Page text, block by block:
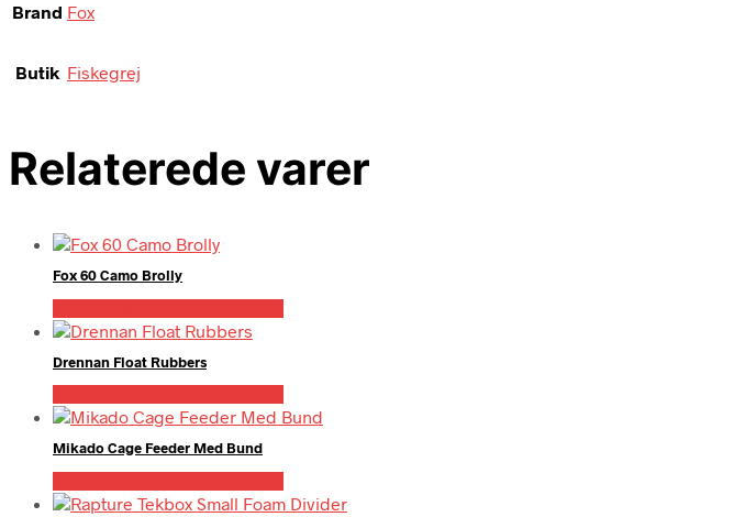
Brand Fox
Butik Fiskegrej
Relaterede varer
Fox 60 Camo Brolly
Drennan Float Rubbers
Mikado Cage Feeder Med Bund